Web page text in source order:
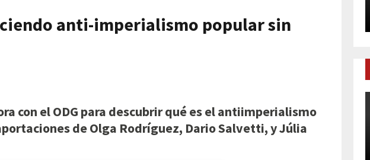
anti-imperialismo popular sin
con el ODG para descubrir qué es el antiimperialismo
de Olga Rodríguez, Dario Salvetti, y Júlia